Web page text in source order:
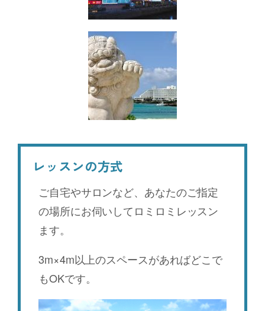
レッスンの方式
ご自宅やサロンなど、あなたのご指定
の場所にお伺いしてロミロミレッスン
ます。
3m×4m以上のスペースがあればどこで
もOKです。